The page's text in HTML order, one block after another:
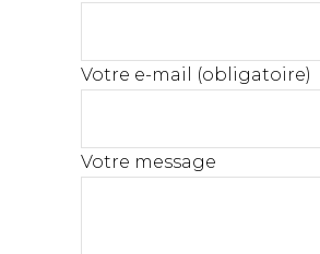
Votre e-mail (obligatoire)
Votre message